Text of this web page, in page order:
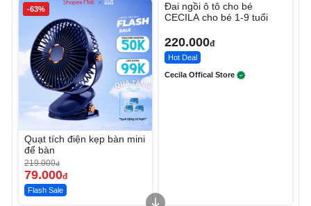
-63%
Quạt tích điện kẹp bàn mini
để bàn
219.000đ
79.000đ
Flash Sale
Đai ngồi ô tô cho bé
CECILA cho bé 1-9 tuổi
220.000đ
Hot Deal
Cecila Offical Store